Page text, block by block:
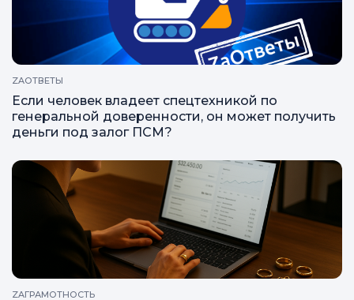
ZAОТВЕТЫ
Если человек владеет спецтехникой по
генеральной доверенности, он может получить
деньги под залог ПСМ?
ZAГРАМОТНОСТЬ